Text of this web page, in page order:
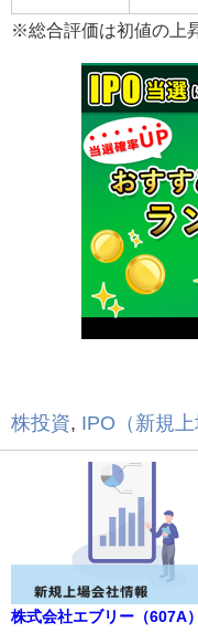
※総合評価は初値の上
株投資, IPO（新規上
株式会社エブリー（607A